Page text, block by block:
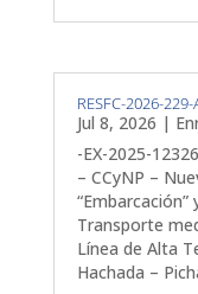
RESFC-2026-
Jul 8, 2026 |
-EX-2025-
– CCyNP –
Transporte
Línea de Alta
Hachada –